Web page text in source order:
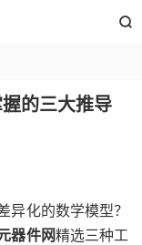

的三大推导
异化的数学模型？
器件网精选三种工